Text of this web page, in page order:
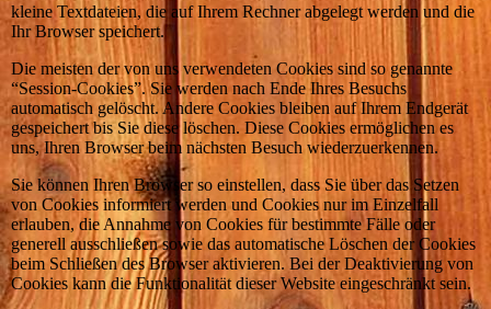
kleine Textdateien, die auf Ihrem Rechner abgelegt werden und die
Ihr Browser speichert.
Die meisten der von uns verwendeten Cookies sind so genannte
“Session-Cookies”. Sie werden nach Ende Ihres Besuchs
automatisch gelöscht. Andere Cookies bleiben auf Ihrem Endgerät
gespeichert bis Sie diese löschen. Diese Cookies ermöglichen es
uns, Ihren Browser beim nächsten Besuch wiederzuerkennen.
Sie können Ihren Browser so einstellen, dass Sie über das Setzen
von Cookies informiert werden und Cookies nur im Einzelfall
erlauben, die Annahme von Cookies für bestimmte Fälle oder
generell ausschließen sowie das automatische Löschen der Cookies
beim Schließen des Browser aktivieren. Bei der Deaktivierung von
Cookies kann die Funktionalität dieser Website eingeschränkt sein.